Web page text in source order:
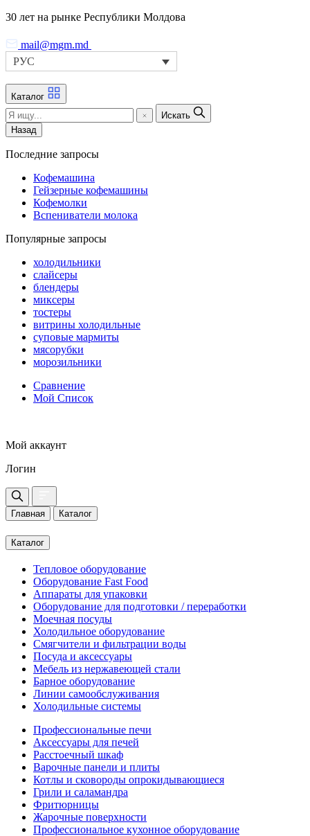
Skip
the
content
30 лет на рынке Республики Молдова
mail@mgm.md
РУС
Каталог
Искать
Назад
Последние запросы
Кофемашина
Гейзерные кофемашины
Кофемолки
Вспениватели молока
Популярные запросы
холодильники
слайсеры
блендеры
миксеры
тостеры
витрины холодильные
суповые мармиты
мясорубки
морозильники
Сравнение
Мой Список
Мой аккаунт
Логин
Главная Каталог
Каталог
Тепловое оборудование
Оборудование Fast Food
Аппараты для упаковки
Оборудование для подготовки / переработки
Моечная посуды
Холодильное оборудование
Смягчители и фильтрации воды
Посуда и аксессуары
Мебель из нержавеющей стали
Барное оборудование
Линии самообслуживания
Холодильные системы
Профессиональные печи
Аксессуары для печей
Расстоечный шкаф
Варочные панели и плиты
Котлы и сковороды опрокидывающиеся
Грили и саламандра
Фритюрницы
Жарочные поверхности
Профессиональное кухонное оборудование